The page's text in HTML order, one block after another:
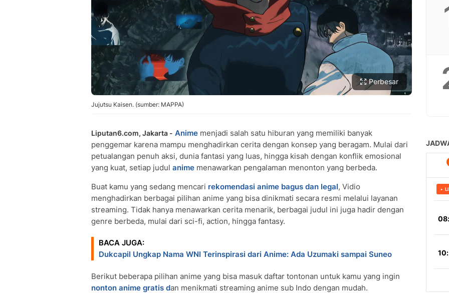
Perbesar
Jujutsu Kaisen. (sumber: MAPPA)
Liputan6.com, Jakarta - Anime menjadi salah satu hiburan yang memiliki banyak
penggemar karena mampu menghadirkan cerita dengan konsep yang beragam. Mulai dari
petualangan penuh aksi, dunia fantasi yang luas, hingga kisah dengan konflik emosional
yang kuat, setiap judul anime menawarkan pengalaman menonton yang berbeda.
Buat kamu yang sedang mencari rekomendasi anime bagus dan legal, Vidio
menghadirkan berbagai pilihan anime yang bisa dinikmati secara resmi melalui layanan
streaming. Tidak hanya menawarkan cerita menarik, berbagai judul ini juga hadir dengan
genre berbeda, mulai dari sci-fi, action, hingga fantasy.
BACA JUGA:
Dukcapil Ungkap Nama WNI Terinspirasi dari Anime: Ada Uzumaki sampai Suneo
Berikut beberapa pilihan anime yang bisa masuk daftar tontonan untuk kamu yang ingin
nonton anime gratis dan menikmati streaming anime sub Indo dengan mudah.